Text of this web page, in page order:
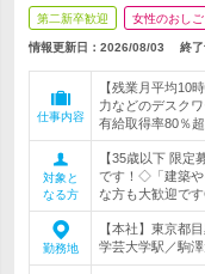
第二新卒歓迎 女性のおし
情報更新日：2026/08/03 終了
仕事内容
【残業月平均10
力などのデスク
有給取得率80％超
対象と
なる方
【35歳以下 限定
です！◇「建築や
な方も大歓迎で
勤務地
【本社】東京都
学芸大学駅／駒